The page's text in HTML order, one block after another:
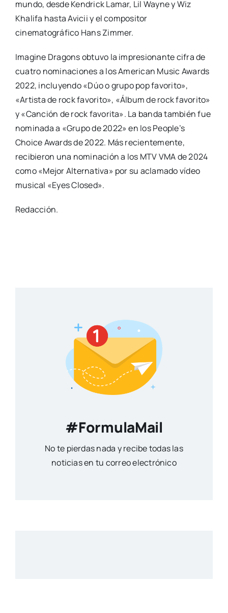
mundo, desde Kendrick Lamar, Lil Wayne y Wiz
Khalifa hasta Avicii y el compositor
cinematográfico Hans Zimmer.
Imagine Dragons obtuvo la impresionante cifra de
cuatro nominaciones a los American Music Awards
2022, incluyendo «Dúo o grupo pop favorito»,
«Artista de rock favorito», «Álbum de rock favorito»
y «Canción de rock favorita». La banda también fue
nominada a «Grupo de 2022» en los People’s
Choice Awards de 2022. Más recientemente,
recibieron una nominación a los MTV VMA de 2024
como «Mejor Alternativa» por su aclamado vídeo
musical «Eyes Closed».
Redacción.
#FormulaMail
No te pierdas nada y recibe todas las
noticias en tu correo electrónico